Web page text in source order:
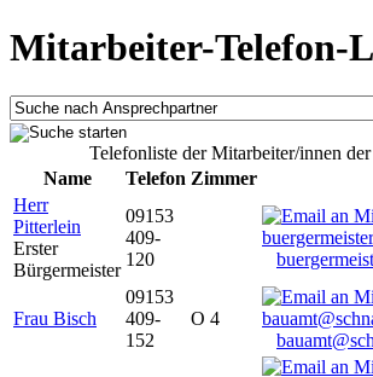
Mitarbeiter-Telefon-
Telefonliste der Mitarbeiter/innen
Name
Telefon Zimmer
Herr
Pitterlein
Erster
Bürgermeister
09153
409-
120
Frau Bisch
09153
409-
152
O 4